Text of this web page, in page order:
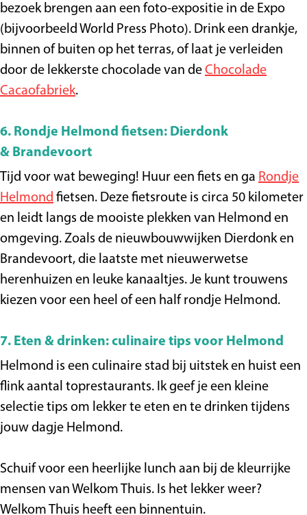
bezoek brengen aan een foto-expositie in de Expo
(bijvoorbeeld World Press Photo). Drink een drankje,
binnen of buiten op het terras, of laat je verleiden
door de lekkerste chocolade van de Chocolade
Cacaofabriek.
6. Rondje Helmond fietsen: Dierdonk
& Brandevoort
Tijd voor wat beweging! Huur een fiets en ga Rondje
Helmond fietsen. Deze fietsroute is circa 50 kilometer
en leidt langs de mooiste plekken van Helmond en
omgeving. Zoals de nieuwbouwwijken Dierdonk en
Brandevoort, die laatste met nieuwerwetse
herenhuizen en leuke kanaaltjes. Je kunt trouwens
kiezen voor een heel of een half rondje Helmond.
7. Eten & drinken: culinaire tips voor Helmond
Helmond is een culinaire stad bij uitstek en huist een
flink aantal toprestaurants. Ik geef je een kleine
selectie tips om lekker te eten en te drinken tijdens
jouw dagje Helmond.
Schuif voor een heerlijke lunch aan bij de kleurrijke
mensen van Welkom Thuis. Is het lekker weer?
Welkom Thuis heeft een binnentuin.